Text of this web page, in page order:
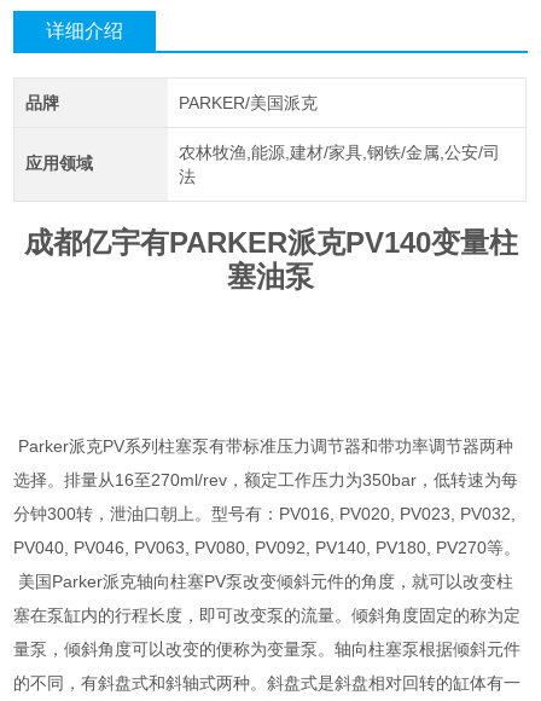
详细介绍
品牌 PARKER/美国派克
应用领域
农林牧渔,能源,建材/家具,钢铁/金属,公安/司
法
成都亿宇有PARKER派克PV140变量柱
塞油泵
Parker派克PV系列柱塞泵有带标准压力调节器和带功率调节器两种
选择。排量从16至270ml/rev，额定工作压力为350bar，低转速为每
分钟300转，泄油口朝上。型号有：PV016, PV020, PV023, PV032,
PV040, PV046, PV063, PV080, PV092, PV140, PV180, PV270等。
美国Parker派克轴向柱塞PV泵改变倾斜元件的角度，就可以改变柱
塞在泵缸内的行程长度，即可改变泵的流量。倾斜角度固定的称为定
量泵，倾斜角度可以改变的便称为变量泵。轴向柱塞泵根据倾斜元件
的不同，有斜盘式和斜轴式两种。斜盘式是斜盘相对回转的缸体有一